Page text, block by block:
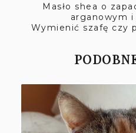
Masło shea o
arganowym
Wymienić szafę czy